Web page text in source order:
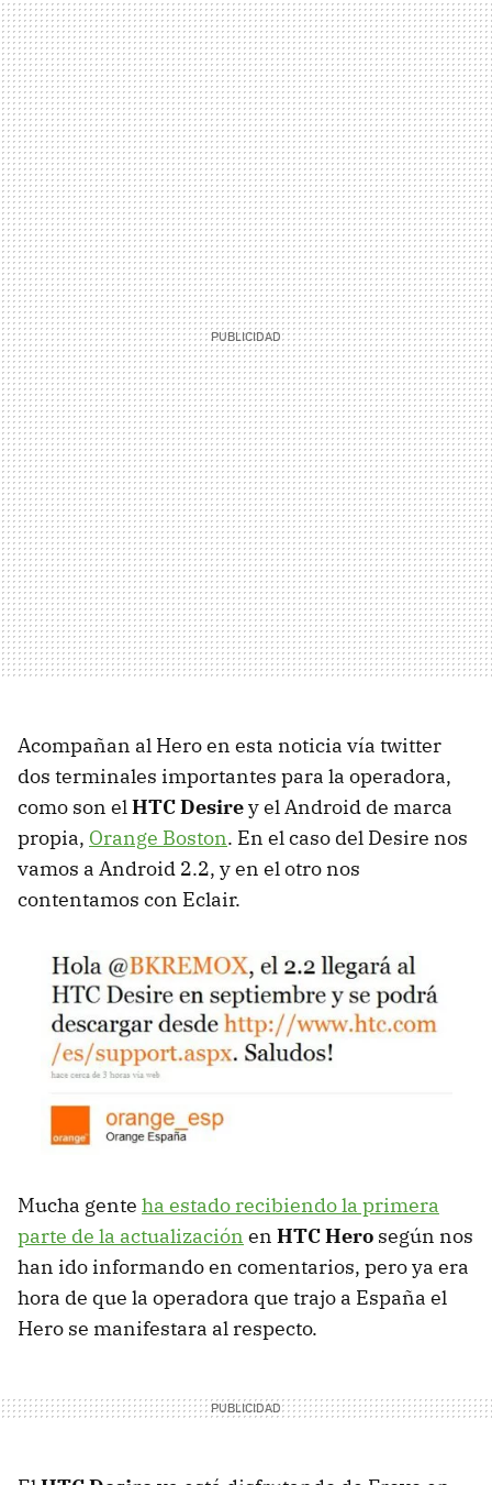
Acompañan al Hero en esta noticia vía twitter
dos terminales importantes para la operadora,
como son elHTCDesirey el Android de marca
propia, Orange Boston. En el caso del Desire nos
vamos a Android 2.2, y en el otro nos
contentamos con Eclair.
Mucha gente ha estado recibiendo la primera
parte de la actualización en HTCHero según nos
han ido informando en comentarios, pero ya era
hora de que la operadora que trajo a España el
Hero se manifestara al respecto.